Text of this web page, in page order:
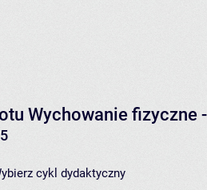
Wychowanie fizyczne
cykl dydaktyczny